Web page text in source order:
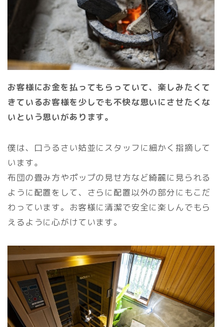
お客様にお金を払ってもらっていて、楽しみたくて
きているお客様を少しでも不快な思いにさせたくな
いという思いがあります。
僕は、口うるさい姑並にスタッフに細かく指摘して
います。
布団の畳み方やポップの見せ方など綺麗に見られる
ように配置をして、さらに配置以外の部分にもこだ
わっています。お客様に清潔で安全に楽しんでもら
えるように心がけています。